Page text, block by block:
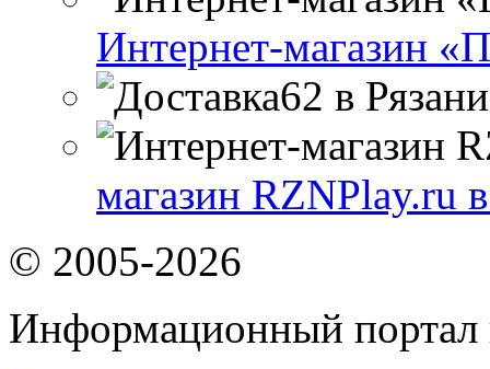
Интернет-магазин
магазин RZNPlay.ru
© 2005-2026
Информационный портал